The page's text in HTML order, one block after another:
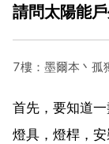
請問太陽能
7樓：墨爾本丶孤
首先，要知道
燈具，燈桿，